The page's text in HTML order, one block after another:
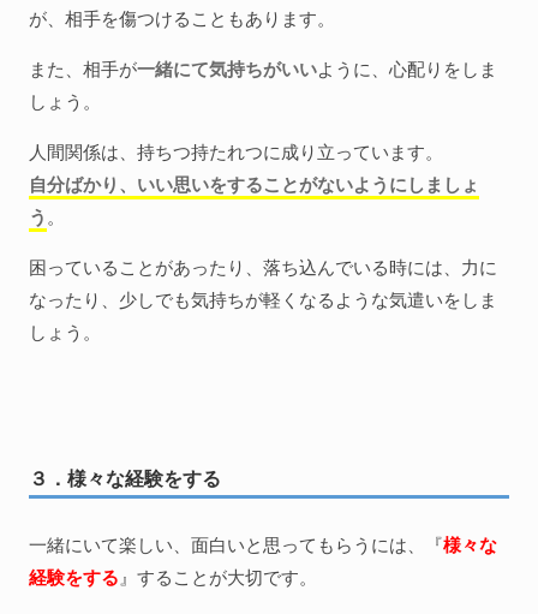
が、相手を傷つけることもあります。
また、相手が一緒にて気持ちがいいように、心配りをしま
しょう。
人間関係は、持ちつ持たれつに成り立っています。
自分ばかり、いい思いをすることがないようにしましょ
う 。
困っていることがあったり、落ち込んでいる時には、力に
なったり、少しでも気持ちが軽くなるような気遣いをしま
しょう。
３．様々な経験をする
一緒にいて楽しい、面白いと思ってもらうには、『様々な
経験をする』することが大切です。